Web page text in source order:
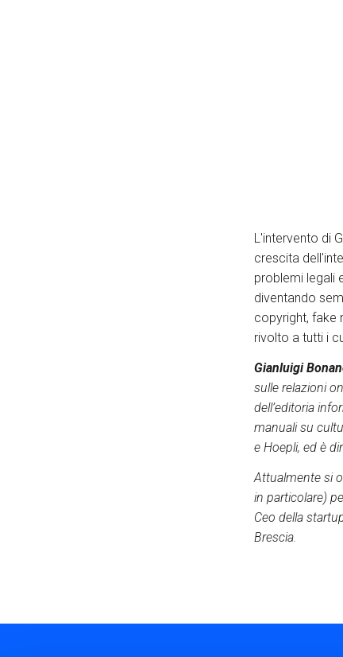
L'intervento di
crescita
problemi legali
diventando
copyright, fake
rivolto a tutti i
Gianluigi
sulle relazioni
dell’editoria
manuali su
e Hoepli, ed è
Attualmente si
in particolare)
Ceo della
Brescia.